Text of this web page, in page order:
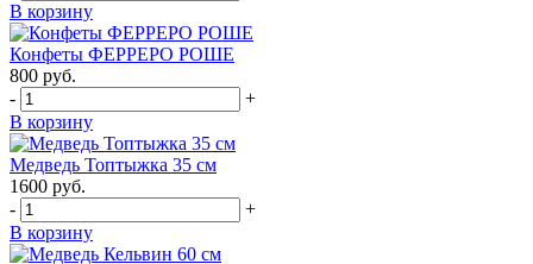
В корзину
Конфеты ФЕРРЕРО РОШЕ
800 руб.
-
+
В корзину
Медведь Топтыжка 35 см
1600 руб.
-
+
В корзину